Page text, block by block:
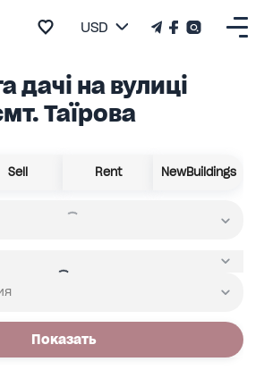
USD
дачі на вулиці
Таїрова
Sell Rent NewBuildings
Показать